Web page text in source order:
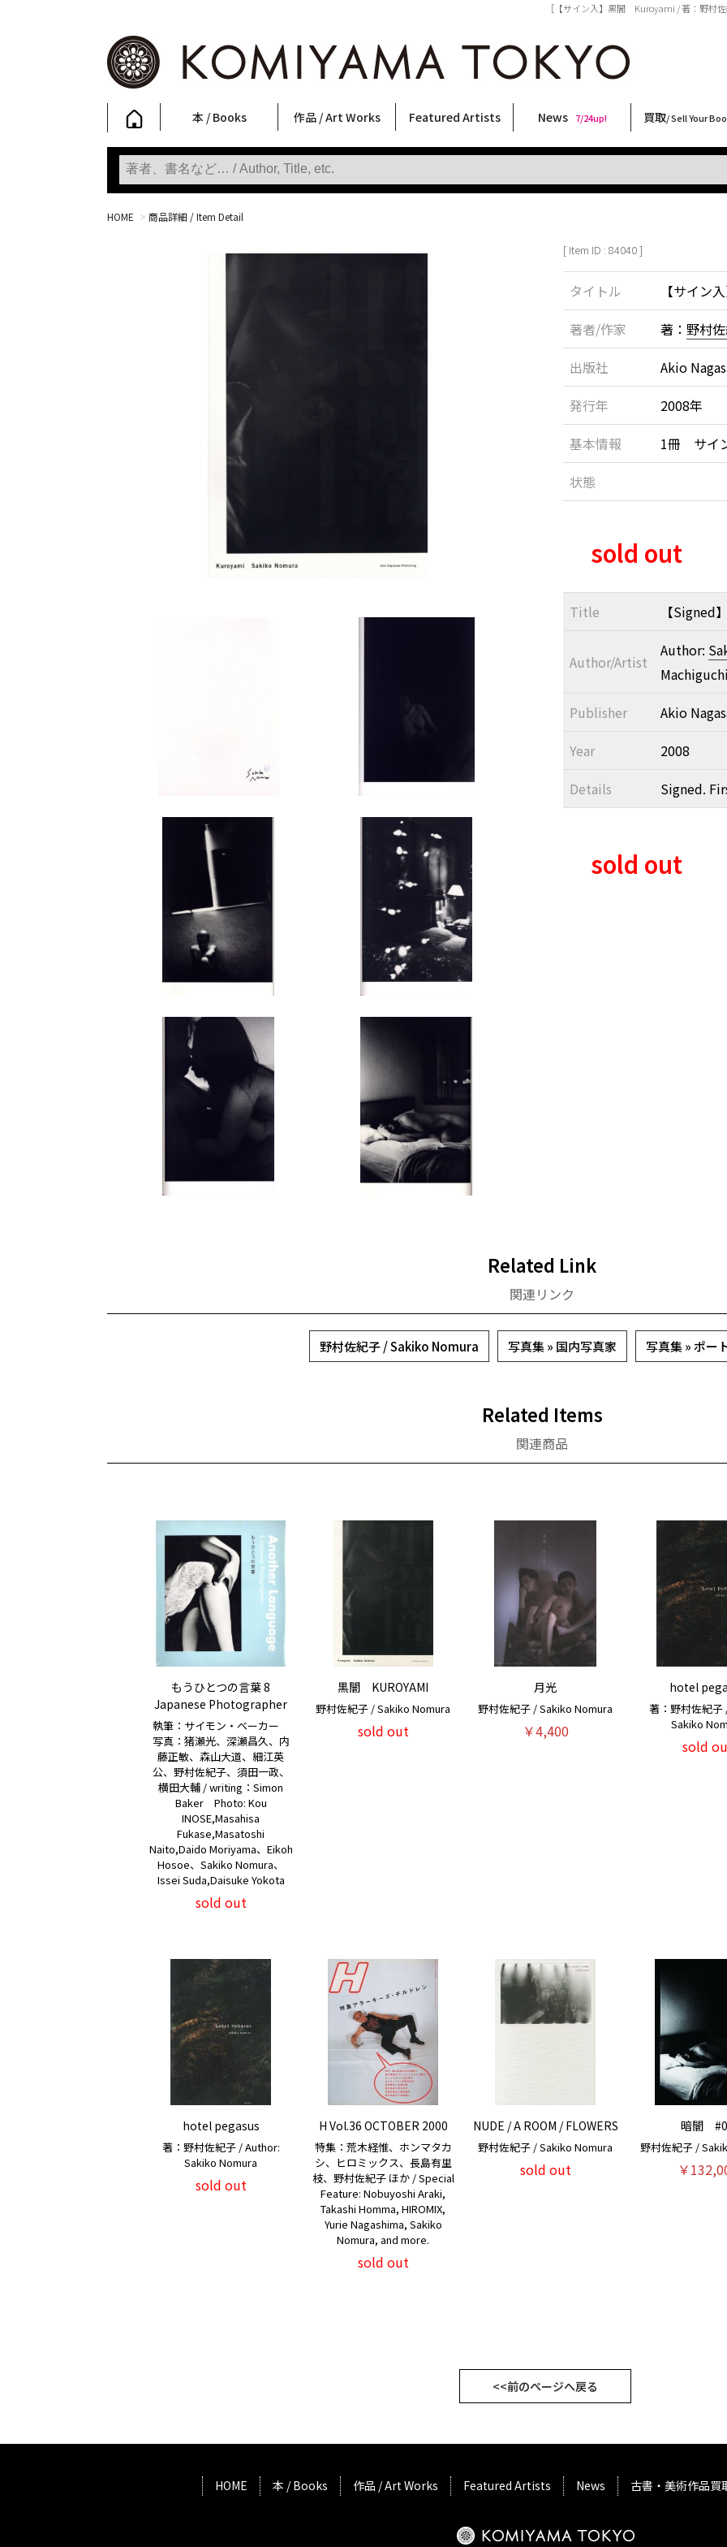
［【サイン入】黒闇 Kuroyami / 著：野村
本 / Books
写真集
Photobooks
ファッション
Fashion
アート / 美術
Art
文学・人文
Literature & Humanities
日本文化
Japanese Culture
新刊
New Books
SALE
SALE
作品 / Art Works
フォトグラフィー
Photography
ポスター
Posters
ストリートアート
Street Art
立体・その他
Sculptures / etc
アートワークス
Art Works
Primary Artworks
KOMIYAMA TOKYO ART LABEL
版画
Prints
Featured Artists
稲嶺啓一(東風終)
村田言恵
丸岡和吾
Rico Casella
キム・ロートン
菅谷晋一
柴田亜美
内藤啓介
CHRIS
内藤ルネ
秋赤音
林月光
大西洋介
須藤昌人
佐伯俊男
春川ナミオ
天野タケル
横尾忠則
大類信
北島敬三
森山大道
三島剛
二本木里美
COOKIE
三島由紀夫
News 7/24up!
新着・おすすめ商品 9/7up!
フェア・イベント情報 7/24up!
お店からのお知らせ 6/1up!
買取/ Sell Your
買取ブログ
買取専用フォー
古書 / 古本の買
美術品の買取
出張買取につい
宅配買取につい
店頭買取につい
よくある質問
HOME > 商品詳細 / Item Detail
[ Item ID : 84040 ]
タイトル
【サイン
著者/作家
著： 野村
出版社
Akio
発行年
2008年
基本情報
1冊 サイ
状態
sold out
Title 【Signed
Author/Artist
Author:
Publisher
Akio
Year
2008
Details
Signed.
sold out
Related Link
関連リンク
野村佐紀子 / Sakiko Nomura 写真集 » 国内写真家 写真集 » ポー
Related Items
関連商品
もうひとつの言葉 8
Japanese Photographer
執筆：サイモン・ベーカー
写真：猪瀬光、深瀬昌久、内
藤正敏、森山大道、細江英
公、野村佐紀子、須田一政、
横田大輔 / writing：Simon
Baker Photo: Kou
INOSE,Masahisa
Fukase,Masatoshi
Naito,Daido Moriyama、Eikoh
Hosoe、Sakiko Nomura、
Issei Suda,Daisuke Yokota
sold out
黒闇 KUROYAMI
野村佐紀子 / Sakiko Nomura
sold out
月光
野村佐紀子 / Sakiko Nomura
￥4,400
hotel
著：野村佐紀子
Sakiko
sold
hotel pegasus
著：野村佐紀子 / Author:
Sakiko Nomura
sold out
H Vol.36 OCTOBER 2000
特集：荒木経惟、ホンマタカ
シ、ヒロミックス、長島有里
枝、野村佐紀子 ほか / Special
Feature: Nobuyoshi Araki,
Takashi Homma, HIROMIX,
Yurie Nagashima, Sakiko
Nomura, and more.
sold out
NUDE / A ROOM / FLOWERS
野村佐紀子 / Sakiko Nomura
sold out
暗闇
野村佐紀子 /
￥
<<前のページへ戻る
HOME 本 / Books 作品 / Art Works Featured Artists News 古書・美術作品買